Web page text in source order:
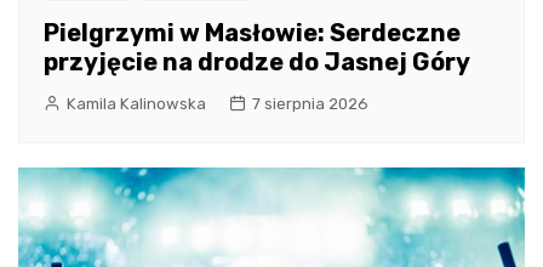
Pielgrzymi w Masłowie: Serdeczne
przyjęcie na drodze do Jasnej Góry
Kamila Kalinowska 7 sierpnia 2026